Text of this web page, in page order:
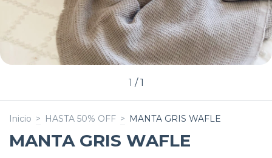
1 /1
Inicio > HASTA 50% OFF > MANTA GRIS WAFLE
MANTA GRIS WAFLE